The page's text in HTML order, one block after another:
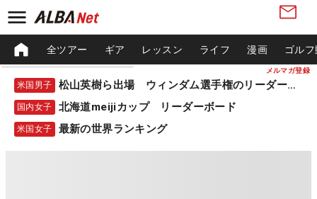
メルマガ登録
全ツアー ギア レッスン ライフ 漫画 ゴル
米国男子 松山英樹ら出場 ウィンダム選手権のリーダーボード
国内女子 北海道meijiカップ リーダーボード
米国女子 最新の世界ランキング